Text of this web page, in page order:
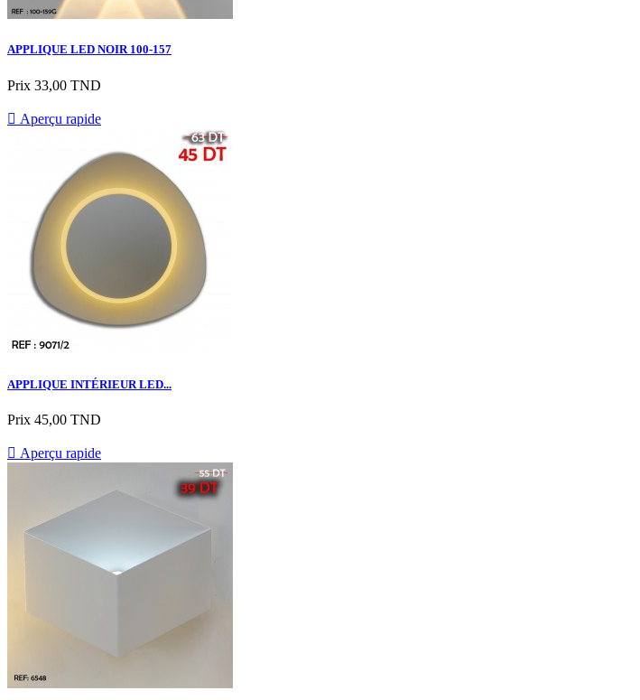
APPLIQUE LED NOIR 100-157
Prix 33,00 TND
 Aperçu rapide
APPLIQUE INTÉRIEUR LED...
Prix 45,00 TND
 Aperçu rapide